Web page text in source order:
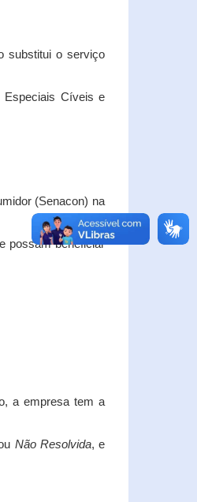
substitui o serviço
Especiais Cíveis e
(Senacon) na
possam beneficiar
a empresa tem a
Não Resolvida, e